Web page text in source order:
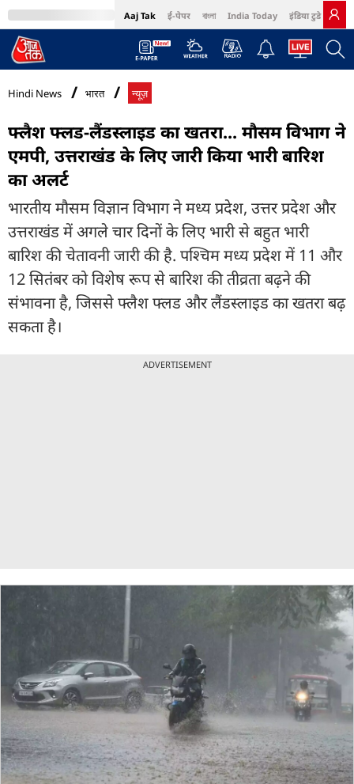
Aaj Tak ई-पेपर বাংলা India Today इंडिया टुडे हिंदी
MumbaiTak Cosmopolitan Harper's Bazaar Northeast
Hindi News भारत न्यूज़
फ्लैश फ्लड-लैंडस्लाइड का खतरा... मौसम विभाग ने
एमपी, उत्तराखंड के लिए जारी किया भारी बारिश
का अलर्ट
भारतीय मौसम विज्ञान विभाग ने मध्य प्रदेश, उत्तर प्रदेश और
उत्तराखंड में अगले चार दिनों के लिए भारी से बहुत भारी
बारिश की चेतावनी जारी की है. पश्चिम मध्य प्रदेश में 11 और
12 सितंबर को विशेष रूप से बारिश की तीव्रता बढ़ने की
संभावना है, जिससे फ्लैश फ्लड और लैंडस्लाइड का खतरा बढ़
सकता है।
ADVERTISEMENT